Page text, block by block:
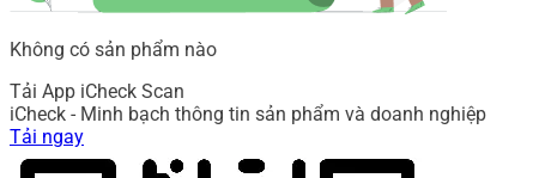
Không có sản phẩm nào
Tải App iCheck Scan
iCheck - Minh bạch thông tin sản phẩm và doanh nghiệp
Tải ngay